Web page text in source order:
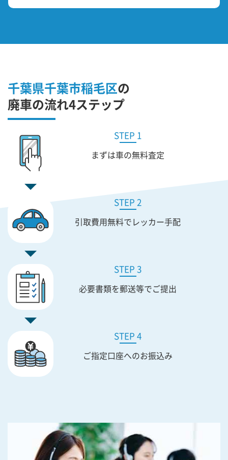
千葉県千葉市稲毛区の
廃車の流れ4ステップ
STEP 1
まずは車の無料査定
STEP 2
引取費用無料でレッカー手配
STEP 3
必要書類を郵送等でご提出
STEP 4
ご指定口座へのお振込み